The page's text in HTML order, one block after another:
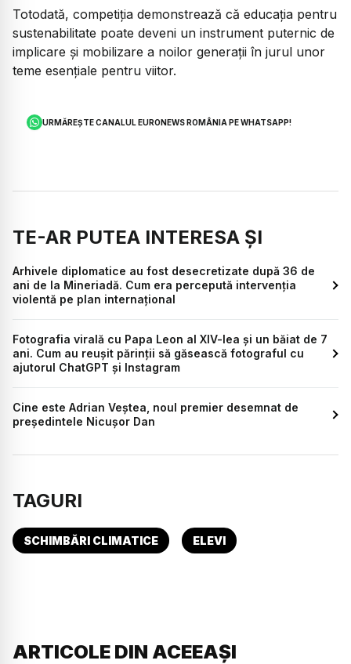
Totodată, competiția demonstrează că educația pentru
sustenabilitate poate deveni un instrument puternic de
implicare și mobilizare a noilor generații în jurul unor
teme esențiale pentru viitor.
URMĂREȘTE CANALUL EURONEWS ROMÂNIA PE WHATSAPP!
TE-AR PUTEA INTERESA ȘI
Arhivele diplomatice au fost desecretizate după 36 de
ani de la Mineriadă. Cum era percepută intervenția
violentă pe plan internațional
Fotografia virală cu Papa Leon al XIV-lea și un băiat de 7
ani. Cum au reușit părinții să găsească fotograful cu
ajutorul ChatGPT și Instagram
Cine este Adrian Veștea, noul premier desemnat de
președintele Nicușor Dan
TAGURI
SCHIMBĂRI CLIMATICE ELEVI
ARTICOLE DIN ACEEAȘI